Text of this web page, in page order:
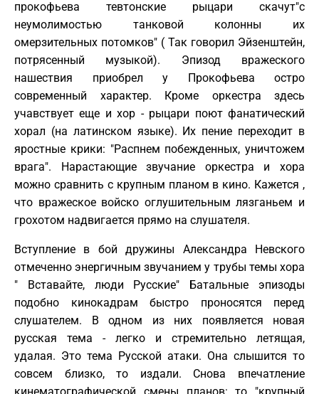
прокофьева тевтонские рыцари скачут"с
неумолимостью танковой колонны их
омерзительных потомков" ( Так говорил Эйзенштейн,
потрясенный музыкой). Эпизод вражеского
нашествия приобрел у Прокофьева остро
современный характер. Кроме оркестра здесь
учавствует еще и хор - рыцари поют фанатический
хорал (на латинском языке). Их пение переходит в
яростные крики: "Распнем побежденных, уничтожем
врага". Нарастающие звучание оркестра и хора
можно сравнить с крупным планом в кино. Кажется ,
что вражеское войско оглушительным лязганьем и
грохотом надвигается прямо на слушателя.
Вступление в бой дружины Александра Невского
отмеченно энергичным звучанием у трубы темы хора
" Вставайте, люди Русские" Батальные эпизоды
подобно кинокадрам быстро проносятся перед
слушателем. В одном из них появляется новая
русская тема - легко и стремительно летящая,
удалая. Это тема Русской атаки. Она слышится то
совсем близко, то издали. Снова впечатление